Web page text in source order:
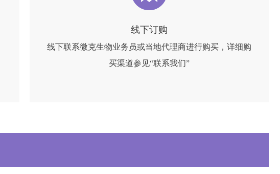
线下订购
线下联系微克生物业务员或当地代理商进行购买，详细购
买渠道参见“联系我们”